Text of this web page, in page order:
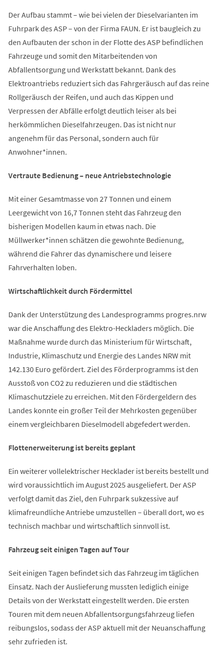
Der Aufbau stammt – wie bei vielen der Dieselvarianten im
Fuhrpark des ASP – von der Firma FAUN. Er ist baugleich zu
den Aufbauten der schon in der Flotte des ASP befindlichen
Fahrzeuge und somit den Mitarbeitenden von
Abfallentsorgung und Werkstatt bekannt. Dank des
Elektroantriebs reduziert sich das Fahrgeräusch auf das reine
Rollgeräusch der Reifen, und auch das Kippen und
Verpressen der Abfälle erfolgt deutlich leiser als bei
herkömmlichen Dieselfahrzeugen. Das ist nicht nur
angenehm für das Personal, sondern auch für
Anwohner*innen.
Vertraute Bedienung – neue Antriebstechnologie
Mit einer Gesamtmasse von 27 Tonnen und einem
Leergewicht von 16,7 Tonnen steht das Fahrzeug den
bisherigen Modellen kaum in etwas nach. Die
Müllwerker*innen schätzen die gewohnte Bedienung,
während die Fahrer das dynamischere und leisere
Fahrverhalten loben.
Wirtschaftlichkeit durch Fördermittel
Dank der Unterstützung des Landesprogramms progres.nrw
war die Anschaffung des Elektro-Heckladers möglich. Die
Maßnahme wurde durch das Ministerium für Wirtschaft,
Industrie, Klimaschutz und Energie des Landes NRW mit
142.130 Euro gefördert. Ziel des Förderprogramms ist den
Ausstoß von CO2 zu reduzieren und die städtischen
Klimaschutzziele zu erreichen. Mit den Fördergeldern des
Landes konnte ein großer Teil der Mehrkosten gegenüber
einem vergleichbaren Dieselmodell abgefedert werden.
Flottenerweiterung ist bereits geplant
Ein weiterer vollelektrischer Hecklader ist bereits bestellt und
wird voraussichtlich im August 2025 ausgeliefert. Der ASP
verfolgt damit das Ziel, den Fuhrpark sukzessive auf
klimafreundliche Antriebe umzustellen – überall dort, wo es
technisch machbar und wirtschaftlich sinnvoll ist.
Fahrzeug seit einigen Tagen auf Tour
Seit einigen Tagen befindet sich das Fahrzeug im täglichen
Einsatz. Nach der Auslieferung mussten lediglich einige
Details von der Werkstatt eingestellt werden. Die ersten
Touren mit dem neuen Abfallentsorgungsfahrzeug liefen
reibungslos, sodass der ASP aktuell mit der Neuanschaffung
sehr zufrieden ist.